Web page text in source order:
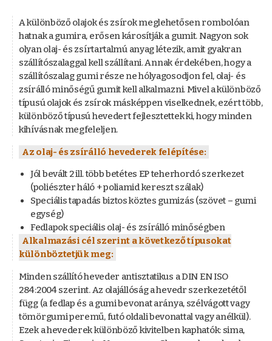
A különböző olajok és zsírok meglehetősen rombolóan
hatnak a gumira, erősen károsítják a gumit. Nagyon sok
olyan olaj- és zsírtartalmú anyag létezik, amit gyakran
szállítószalaggal kell szállítani. Annak érdekében, hogy a
szállítószalag gumi része ne hólyagosodjon fel, olaj- és
zsírálló minőségű gumit kell alkalmazni. Mivel a különböző
típusú olajok és zsírok másképpen viselkednek, ezért több,
különböző típusú hevedert fejlesztettek ki, hogy minden
kihívásnak megfeleljen.
Az olaj- és zsírálló hevederek felépítése:
Jól bevált 2 ill. több betétes EP teherhordó szerkezet
(poliészter háló + poliamid kereszt szálak)
Speciális tapadás biztos köztes gumizás (szövet – gumi
egység)
Fedlapok speciális olaj- és zsírálló minőségben
Alkalmazási cél szerint a következő típusokat
különböztetjük meg:
Minden szállító heveder antisztatikus a DIN EN ISO
284:2004 szerint. Az olajállóság a hevedr szerkezetétől
függ (a fedlap és a gumi bevonat aránya, szélvágott vagy
tömörgumi peremű, futó oldali bevonattal vagy anélkül).
Ezek a hevederek különböző kivitelben kaphatók: sima,